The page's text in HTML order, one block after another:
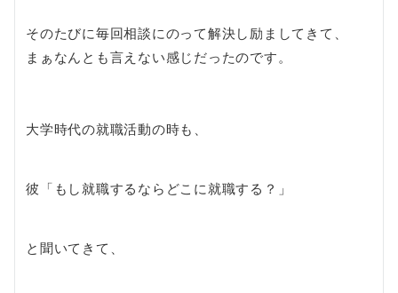
そのたびに毎回相談にのって解決し励ましてきて、
まぁなんとも言えない感じだったのです。
大学時代の就職活動の時も、
彼「もし就職するならどこに就職する？」
と聞いてきて、